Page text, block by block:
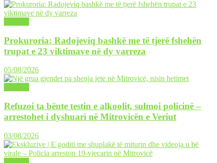
Prokuroria: Radojeviq bashkë me të tjerë fshehën
trupat e 23 viktimave në dy varreza
05/08/2026
Refuzoi ta bënte testin e alkoolit, sulmoi policinë –
arrestohet i dyshuari në Mitrovicën e Veriut
03/08/2026